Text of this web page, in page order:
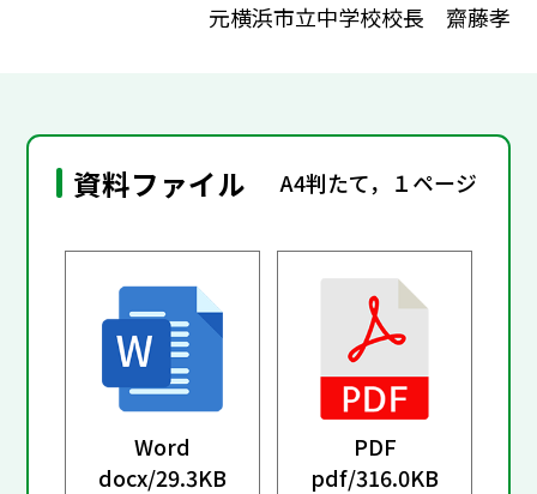
元横浜市立中学校校長 齋藤孝
資料ファイル A4判たて，１ページ
Word
docx/29.3KB
PDF
pdf/316.0KB